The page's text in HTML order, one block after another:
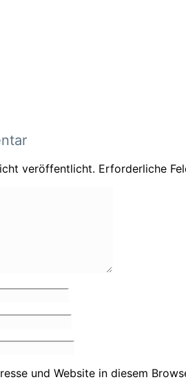
veröffentlicht. Erforderliche
und Website in diesem